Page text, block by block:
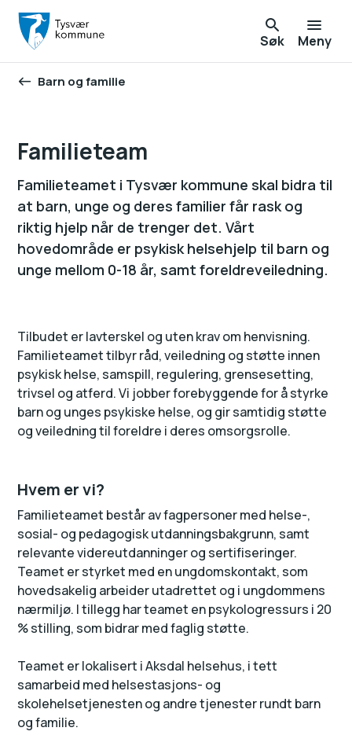
Søk Meny
Du er her:
Barn og familie
Familieteam
Familieteamet i Tysvær kommune skal bidra til
at barn, unge og deres familier får rask og
riktig hjelp når de trenger det. Vårt
hovedområde er psykisk helsehjelp til barn og
unge mellom 0-18 år, samt foreldreveiledning.
Tilbudet er lavterskel og uten krav om henvisning.
Familieteamet tilbyr råd, veiledning og støtte innen
psykisk helse, samspill, regulering, grensesetting,
trivsel og atferd. Vi jobber forebyggende for å styrke
barn og unges psykiske helse, og gir samtidig støtte
og veiledning til foreldre i deres omsorgsrolle.
Hvem er vi?
Familieteamet består av fagpersoner med helse-,
sosial- og pedagogisk utdanningsbakgrunn, samt
relevante videreutdanninger og sertifiseringer.
Teamet er styrket med en ungdomskontakt, som
hovedsakelig arbeider utadrettet og i ungdommens
nærmiljø. I tillegg har teamet en psykologressurs i 20
% stilling, som bidrar med faglig støtte.
Teamet er lokalisert i Aksdal helsehus, i tett
samarbeid med helsestasjons- og
skolehelsetjenesten og andre tjenester rundt barn
og familie.